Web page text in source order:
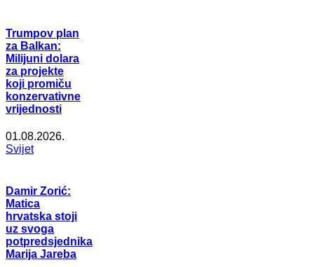
Trumpov plan
za Balkan:
Milijuni dolara
za projekte
koji promiču
konzervativne
vrijednosti
01.08.2026.
Svijet
Damir Zorić:
Matica
hrvatska stoji
uz svoga
potpredsjednika
Marija Jareba